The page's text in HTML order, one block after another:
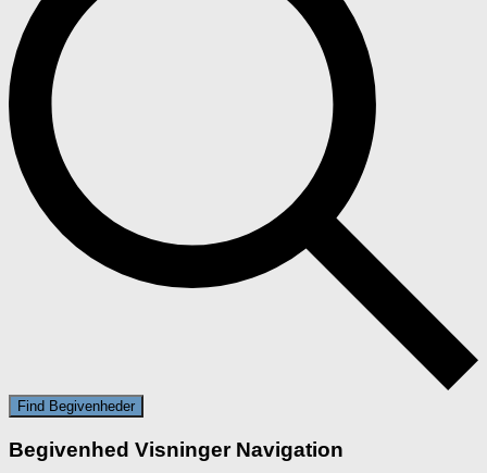
Find Begivenheder
Begivenhed Visninger Navigation